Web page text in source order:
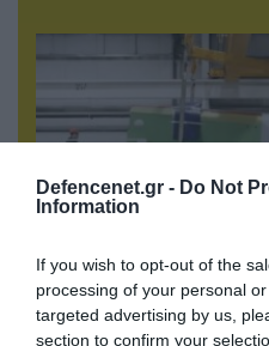
Defencenet.gr - Do Not
Information
If you wish to opt-out of the
processing of your personal
targeted advertising by us,
section to confirm your
07.08.2026 | 16:02